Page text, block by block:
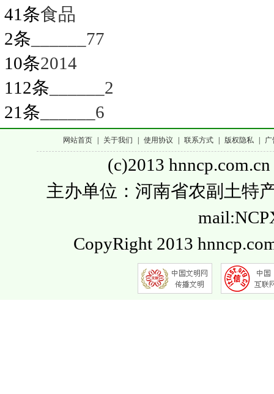
41条食品
2条 ______77
10条2014
112条 ______2
21条 ______6
网站首页 关于我们 使用协议 联系方式 版权隐私 广
(c)2013
主办单位：河南省农副土特
CopyRight 2013